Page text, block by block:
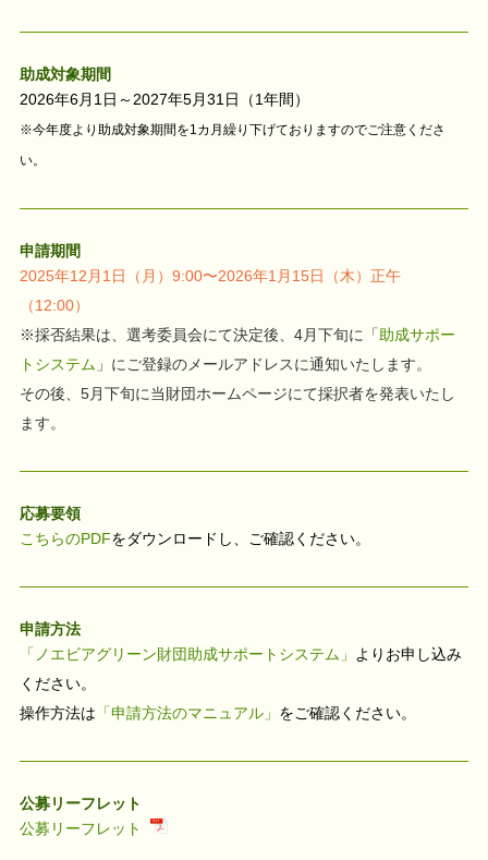
助成対象期間
2026年6月1日～2027年5月31日（1年間）
※今年度より助成対象期間を1カ月繰り下げておりますのでご注意くださ
い。
申請期間
2025年12月1日（月）9:00〜2026年1月15日（木）正午
（12:00）
※採否結果は、選考委員会にて決定後、4月下旬に「助成サポー
トシステム 」にご登録のメールアドレスに通知いたします。
その後、5月下旬に当財団ホームページにて採択者を発表いたし
ます。
応募要領
こちらのPDFをダウンロードし、ご確認ください。
申請方法
「ノエビアグリーン財団助成サポートシステム」
よりお申し込み
ください。
操作方法は 「申請方法のマニュアル」 をご確認ください。
公募リーフレット
公募リーフレット